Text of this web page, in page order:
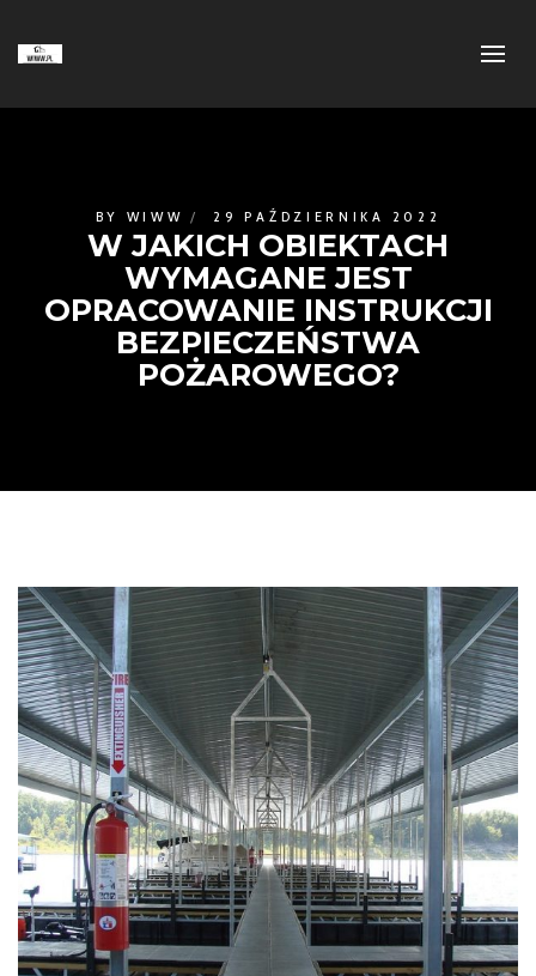
BY WIWW 29 PAŹDZIERNIKA 2022
W JAKICH OBIEKTACH
WYMAGANE JEST
OPRACOWANIE INSTRUKCJI
BEZPIECZEŃSTWA
POŻAROWEGO?